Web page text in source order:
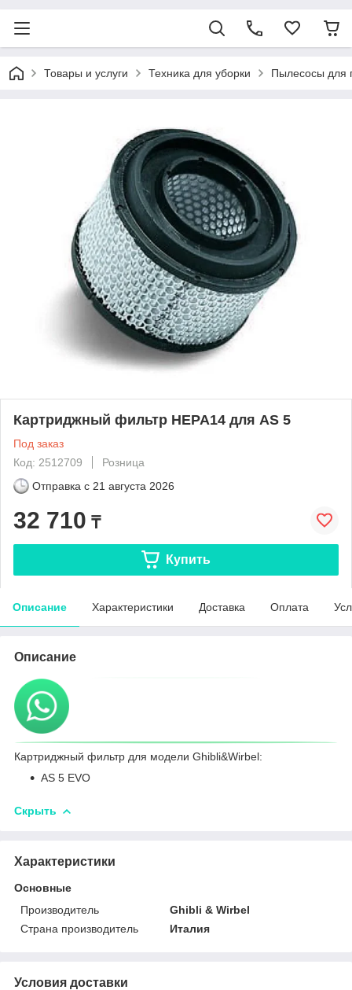
Товары и услуги Техника для уборки Пылесосы для
Картриджный фильтр HEPA14 для AS 5
Под заказ
Код: 2512709
Розница
Отправка с 21 августа 2026
32 710 ₸
Купить
Описание Характеристики Доставка Оплата
Описание
Картриджный фильтр для модели Ghibli&Wirbel:
AS 5 EVO
Скрыть
Характеристики
Основные
Производитель
Ghibli & Wirbel
Страна производитель
Италия
Условия доставки